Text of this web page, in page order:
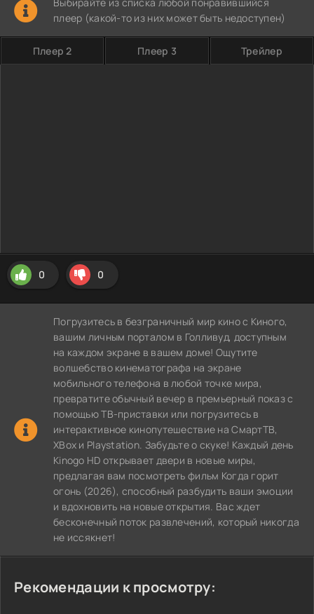
плеер (какой-то из них может быть недоступен)
Плеер 2 Плеер 3 Трейлер
0 0
Погрузитесь в безграничный мир кино с Киного,
вашим личным порталом в Голливуд, доступным
на каждом экране в вашем доме! Ощутите
волшебство кинематографа на экране
мобильного телефона в любой точке мира,
превратите обычный вечер в премьерный показ с
помощью ТВ-приставки или погрузитесь в
интерактивное кинопутешествие на СмартТВ,
XBox и Playstation. Забудьте о скуке! Каждый день
Kinogo HD открывает двери в новые миры,
предлагая вам посмотреть фильм Когда горит
огонь (2026), способный разбудить ваши эмоции
и вдохновить на новые открытия. Вас ждет
бесконечный поток развлечений, который никогда
не иссякнет!
Рекомендации к просмотру: